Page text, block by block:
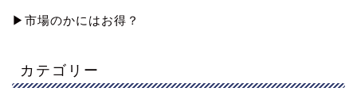
▶︎市場のかにはお得？
カテゴリー